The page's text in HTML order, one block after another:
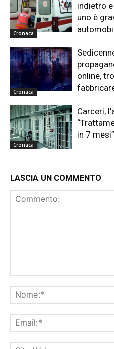
Cronaca
indietro
uno è
Cronaca
online,
Cronaca
Carceri,
in 7 mesi”
LASCIA UN COMMENTO